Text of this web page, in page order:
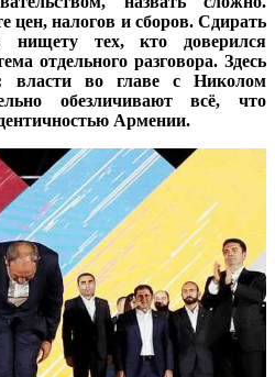
цен, налогов и сборов. Сдирать
нищету тех, кто доверился
отдельного разговора. Здесь
власти во главе с Николом
обезличивают всё, что
Армении.